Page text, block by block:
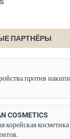
ПАРТНЁРЫ
против
COSMETICS
корейская